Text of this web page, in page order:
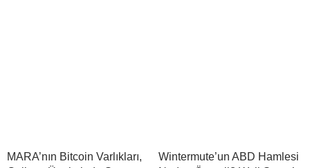
MARA’nın Bitcoin Varlıkları,
Wintermute’un ABD Hamlesi